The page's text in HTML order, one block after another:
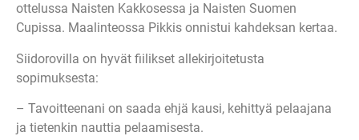
ottelussa Naisten Kakkosessa ja Naisten Suomen
Cupissa. Maalinteossa Pikkis onnistui kahdeksan kertaa.
Siidorovilla on hyvät fiilikset allekirjoitetusta
sopimuksesta:
– Tavoitteenani on saada ehjä kausi, kehittyä pelaajana
ja tietenkin nauttia pelaamisesta.